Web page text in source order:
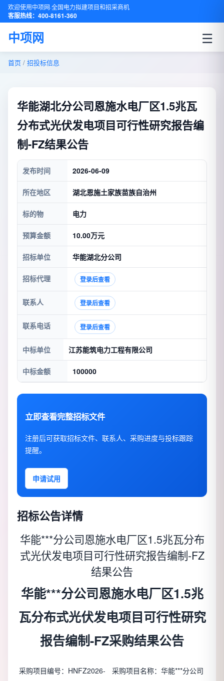
欢迎使用中项网·全国电力拟建项目和招采商机
客服热线：400-8161-360
中项网 ☰
首页 / 招投标信息
华能湖北分公司恩施水电厂区1.5兆瓦
分布式光伏发电项目可行性研究报告编
制-FZ结果公告
发布时间 2026-06-09
所在地区 湖北恩施土家族苗族自治州
标的物 电力
预算金额 10.00万元
招标单位 华能湖北分公司
招标代理 登录后查看
联系人 登录后查看
联系电话 登录后查看
中标单位 江苏能筑电力工程有限公司
中标金额 100000
立即查看完整招标文件
注册后可获取招标文件、联系人、采购进度与投标跟踪
提醒。
申请试用
招标公告详情
华能***分公司恩施水电厂区1.5兆瓦分布
式光伏发电项目可行性研究报告编制-FZ
结果公告
华能***分公司恩施水电厂区1.5兆
瓦分布式光伏发电项目可行性研究
报告编制-FZ采购结果公告
采购项目编号：HNFZ2026-
采购项目名称：华能***分公司